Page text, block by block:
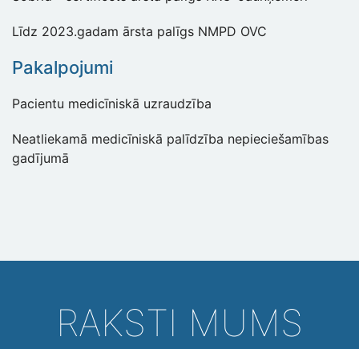
Līdz 2023.gadam ārsta palīgs NMPD OVC
Pakalpojumi
Pacientu medicīniskā uzraudzība
Neatliekamā medicīniskā palīdzība nepieciešamības
gadījumā
RAKSTI MUMS